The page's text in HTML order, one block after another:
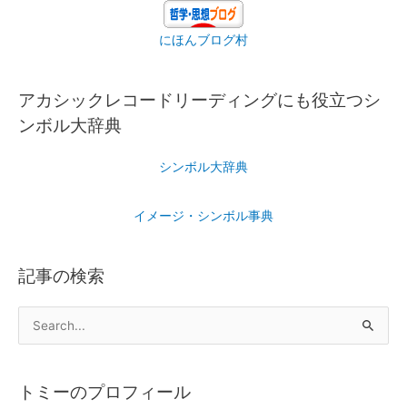
にほんブログ村
アカシックレコードリーディングにも役立つシ
ンボル大辞典
シンボル大辞典
イメージ・シンボル事典
記事の検索
トミーのプロフィール